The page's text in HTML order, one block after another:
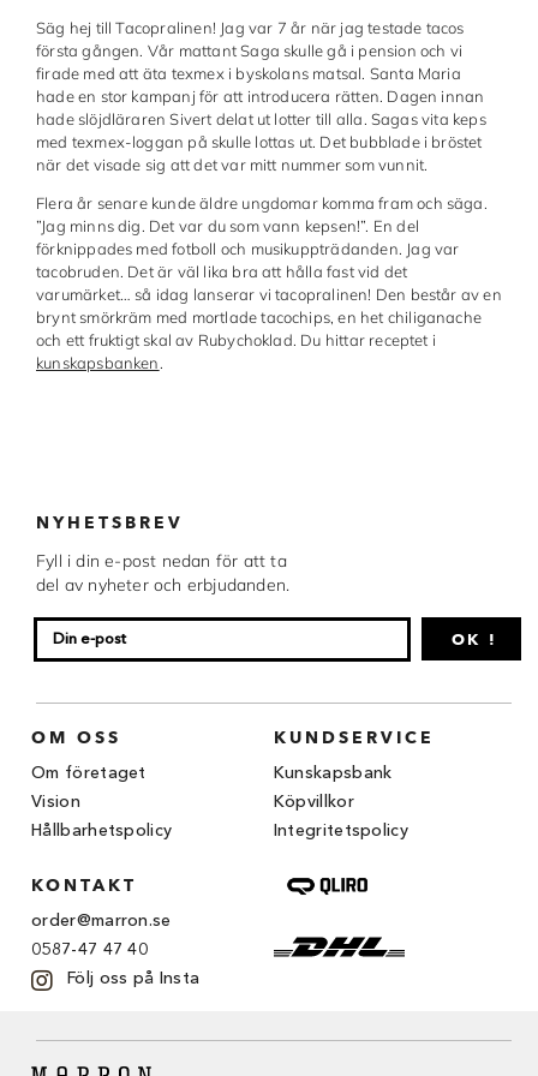
Made in Sweden
Pralinformar
Verktyg
Övriga råvaror
VARUMÄRKEN
Cacao Barry
Chocovic
Martellato
Matfer Bourgeat
Original Beans
Chokladfackhandel AB.
Säg hej till Tacopralinen! Jag var 7 år när jag testade tacos
första gången. Vår mattant Saga skulle gå i pension och vi
firade med att äta texmex i byskolans matsal. Santa Maria
hade en stor kampanj för att introducera rätten. Dagen innan
hade slöjdläraren Sivert delat ut lotter till alla. Sagas vita keps
med texmex-loggan på skulle lottas ut. Det bubblade i bröstet
när det visade sig att det var mitt nummer som vunnit.
Flera år senare kunde äldre ungdomar komma fram och säga.
”Jag minns dig. Det var du som vann kepsen!”. En del
förknippades med fotboll och musikuppträdanden. Jag var
tacobruden. Det är väl lika bra att hålla fast vid det
varumärket… så idag lanserar vi tacopralinen! Den består av en
brynt smörkräm med mortlade tacochips, en het chiliganache
och ett fruktigt skal av Rubychoklad. Du hittar receptet i
kunskapsbanken.
NYHETSBREV
Fyll i din e-post nedan för att ta
del av nyheter och erbjudanden.
OK !
OM OSS
Om företaget
Vision
Hållbarhetspolicy
KUNDSERVICE
Kunskapsbank
Köpvillkor
Integritetspolicy
KONTAKT
order@marron.se
0587-47 47 40
Följ oss på Insta